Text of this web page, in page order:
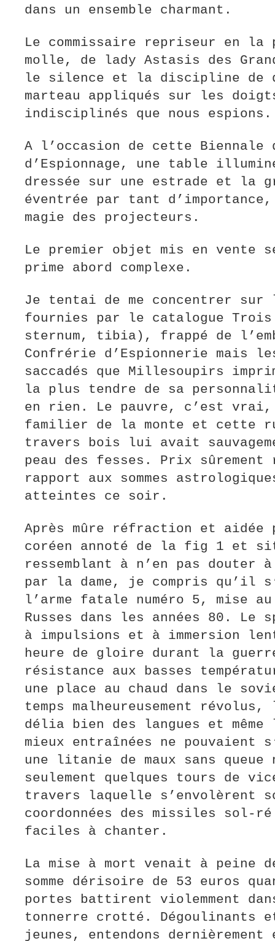
dans un ensemble charmant.
Le commissaire repriseur en la
molle, de lady Astasis des
le silence et la discipline de
marteau appliqués sur les
indisciplinés que nous espions.
A l’occasion de cette Biennale
d’Espionnage, une table
dressée sur une estrade et la
éventrée par tant
magie des projecteurs.
Le premier objet mis en vente
prime abord complexe.
Je tentai de me concentrer
fournies par le catalogue Trois
sternum, tibia), frappé de
Confrérie d’Espionnerie mais les
saccadés que Millesoupirs
la plus tendre de sa
en rien. Le pauvre, c’est
familier de la monte et cette
travers bois lui avait
peau des fesses. Prix
rapport aux sommes
atteintes ce soir.
Après mûre réfraction et
coréen annoté de la fig 1 et
ressemblant à n’en pas douter
par la dame, je compris qu’il
l’arme fatale numéro 5, mise
Russes dans les années 80. Le
à impulsions et à immersion
heure de gloire durant la
résistance aux basses
une place au chaud dans le
temps malheureusement
délia bien des langues et
mieux entraînées ne pouvaient
une litanie de maux sans
seulement quelques tours de
travers laquelle s’envolèrent
coordonnées des missiles sol-
faciles à chanter.
La mise à mort venait à peine
somme dérisoire de 53 euros
portes battirent violemment
tonnerre crotté. Dégoulinants
jeunes, entendons dernièrement